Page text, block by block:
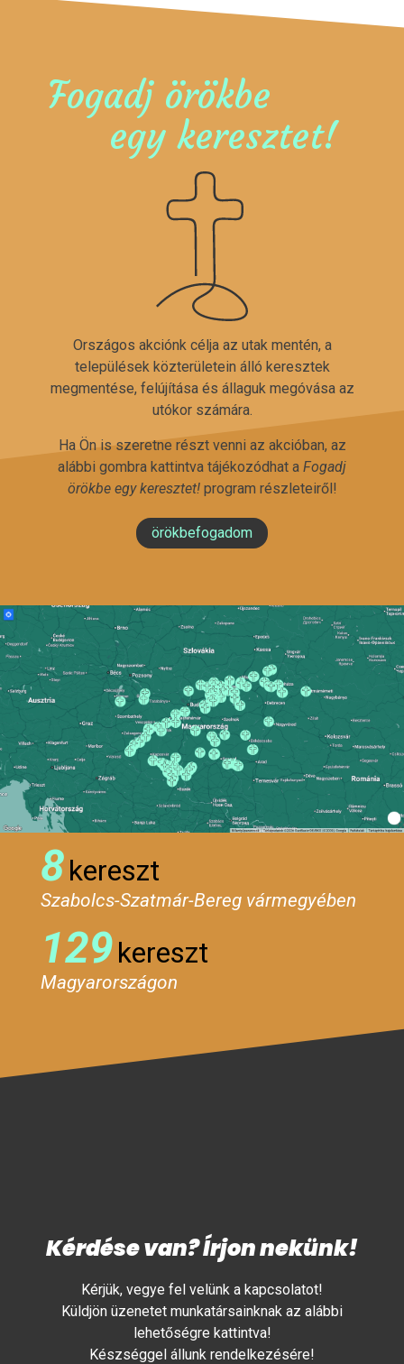
Fogadj örökbe
egy keresztet!
Országos akciónk célja az utak mentén, a
települések közterületein álló keresztek
megmentése, felújítása és állaguk megóvása az
utókor számára.
Ha Ön is szeretne részt venni az akcióban, az
alábbi gombra kattintva tájékozódhat a Fogadj
örökbe egy keresztet!program részleteiről!
örökbefogadom
8kereszt
Szabolcs-Szatmár-Bereg vármegyében
129kereszt
Magyarországon
Kérdése van? Írjon nekünk!
Kérjük, vegye fel velünk a kapcsolatot!
Küldjön üzenetet munkatársainknak az alábbi
lehetőségre kattintva!
Készséggel állunk rendelkezésére!